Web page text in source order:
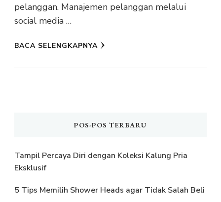
pelanggan. Manajemen pelanggan melalui
social media …
BACA SELENGKAPNYA
POS-POS TERBARU
Tampil Percaya Diri dengan Koleksi Kalung Pria
Eksklusif
5 Tips Memilih Shower Heads agar Tidak Salah Beli